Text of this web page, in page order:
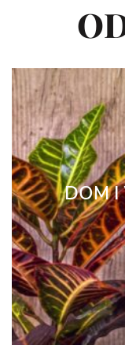
DOM I